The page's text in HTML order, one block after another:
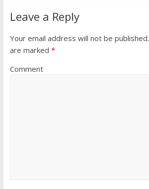
Leave a Reply
Your email address will not be published.
are marked *
Comment